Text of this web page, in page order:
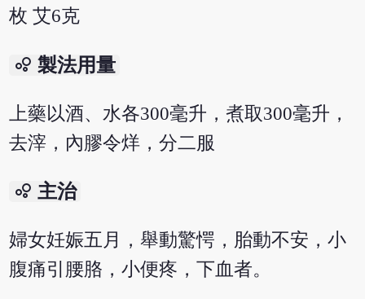
枚 艾6克
bubble_chart 製法用量
上藥以酒、水各300毫升，煮取300毫升，
去滓，內膠令烊，分二服
bubble_chart 主治
婦女妊娠五月，舉動驚愕，胎動不安，小
腹痛引腰胳，小便疼，下血者。